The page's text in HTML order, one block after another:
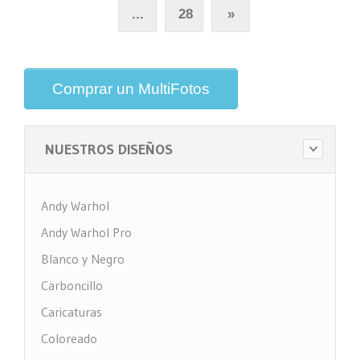
... 28 »
Comprar un MultiFotos
NUESTROS DISEÑOS
Andy Warhol
Andy Warhol Pro
Blanco y Negro
Carboncillo
Caricaturas
Coloreado